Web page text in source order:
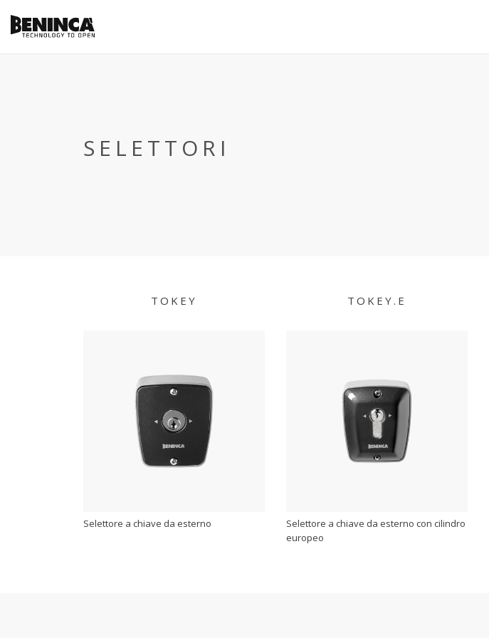
SELETTORI
TOKEY
Selettore a chiave da esterno
TOKEY.E
Selettore a chiave da esterno con cilindro
europeo